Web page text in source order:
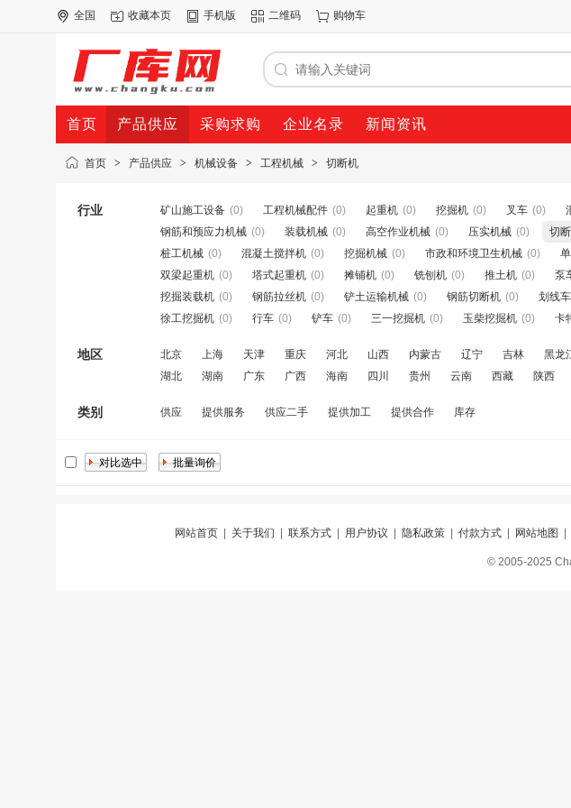
全国 收藏本页 手机版 二维码 购物车
首页 产品供应 采购求购 企业名录 新闻资讯
首页 > 产品供应 > 机械设备 > 工程机械 > 切断机
行业 矿山施工设备 (0) 工程机械配件 (0) 起重机 (0) 挖掘机 (0) 叉车 (0)
钢筋和预应力机械 (0) 装载机械 (0) 高空作业机械 (0) 压实机械 (0) 切
桩工机械 (0) 混凝土搅拌机 (0) 挖掘机械 (0) 市政和环境卫生机械 (0)
双梁起重机 (0) 塔式起重机 (0) 摊铺机 (0) 铣刨机 (0) 推土机 (0) 泵
挖掘装载机 (0) 钢筋拉丝机 (0) 铲土运输机械 (0) 钢筋切断机 (0) 划线车
徐工挖掘机 (0) 行车 (0) 铲车 (0) 三一挖掘机 (0) 玉柴挖掘机 (0) 卡
地区 北京 上海 天津 重庆 河北 山西 内蒙古 辽宁 吉林 黑龙
湖北
湖南 广东 广西 海南 四川 贵州 云南 西藏 陕西
类别 供应 提供服务 供应二手 提供加工 提供合作 库存
网站首页| 关于我们 联系方式| 用户协议 隐私政策| 付款方式| 网站地图
© 2005-2025